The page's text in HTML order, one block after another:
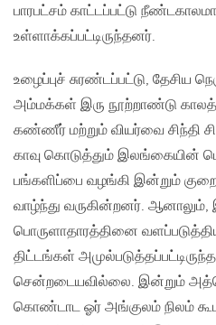
பாரபட்சம் காட்டப்பட்டு
உள்ளாக்கப்பட்டிருந்தனர்.
உழைப்புச் சுரண்டப்பட்டு, தேசிய
அம்மக்கள் இரு நூற்றாண்டு
கண்ணீர் மற்றும் வியர்வை சிந்தி
காவு கொடுத்தும் இலங்கையின்
பங்களிப்பை வழங்கி இன்றும்
வாழ்ந்து வருகின்றனர்.
பொருளாதாரத்தினை
திட்டங்கள்
சென்றடையவில்லை. இன்றும்
கொண்டாட ஓர் அங்குலம் நிலம்